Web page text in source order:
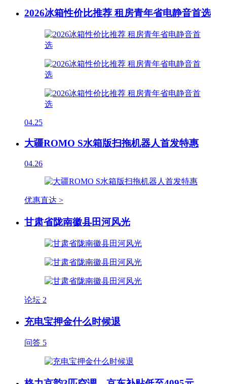
2026冰箱性价比推荐 租房青年省电静音首选
04.25
大疆ROMO S水箱版扫拖机器人首发特惠
04.26
优惠直达 >
甘肃省陇南徽县田河风光
论坛 2
充电宝押金什么时候退
问答 5